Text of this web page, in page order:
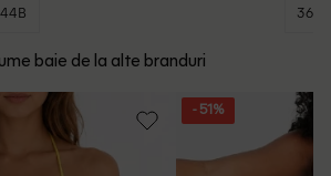
44B 36C
baie de la alte branduri
- 51%